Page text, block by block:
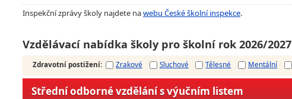
Inspekční zprávy školy najdete nawebu České školní inspekce.
Vzdělávací nabídka školy pro školní rok 2026/2027
Zdravotní postižení: Zrakové Sluchové Tělesné Mentální
Střední odborné vzdělání s výučním listem